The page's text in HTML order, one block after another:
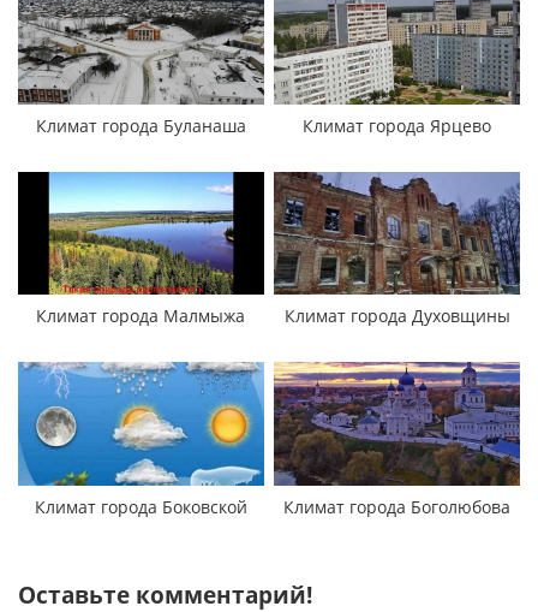
Климат города Буланаша Климат города Ярцево
Климат города Малмыжа Климат города Духовщины
Климат города Боковской Климат города Боголюбова
Оставьте комментарий!